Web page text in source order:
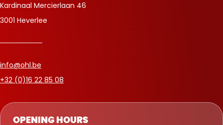
OPENING HOURS
Kardinaal Mercierlaan 46
3001 Heverlee
info@ohl.be
+32 (0)16 22 85 08